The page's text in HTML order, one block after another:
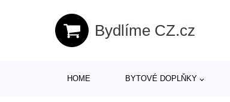
Bydlíme CZ.cz
HOME BYTOVÉ DOPLŇKY